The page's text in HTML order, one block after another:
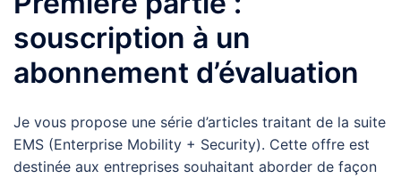
souscription à un
abonnement d’évaluation
Je vous propose une série d’articles traitant de la suite
EMS (Enterprise Mobility + Security). Cette offre est
destinée aux entreprises souhaitant aborder de façon